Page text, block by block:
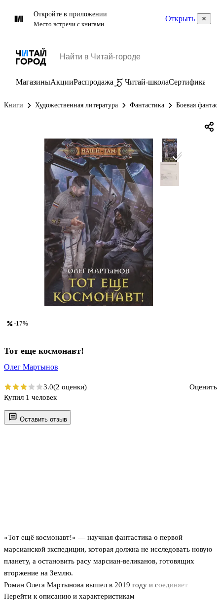
Откройте в приложении
Место встречи с книгами
Открыть
МагазиныАкцииРаспродажа Читай-школаСертификаты
Книги Художественная литература Фантастика Боевая
Оставить отзыв
«Тот ещё космонавт!» — научная фантастика о первой
марсианской экспедиции, которая должна не исследовать новую
планету, а остановить расу марсиан-великанов, готовящих
вторжение на Землю.
Роман Олега Мартынова вышел в 2019 году и соединяет
космическое приключение с военной задачей, от которой зависит
Перейти к описанию и характеристикам
-17%
Тот еще космонавт!
Олег Мартынов
3.0(2 оценки)
Оценить
Купил 1 человек